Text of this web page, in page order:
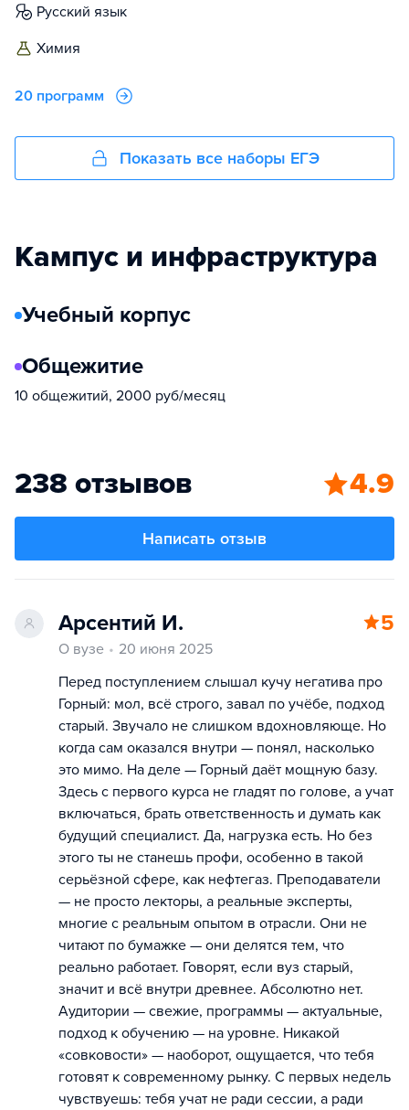
русский язык
химия
20 программ
Показать все наборы ЕГЭ
Кампус и инфраструктура
Учебный корпус
Общежитие
10 общежитий, 2000 руб/месяц
238 отзывов 4.9
Написать отзыв
Арсентий И. 5
О вузе
20 июня 2025
Перед поступлением слышал кучу негатива про
Горный: мол, всё строго, завал по учёбе, подход
старый. Звучало не слишком вдохновляюще. Но
когда сам оказался внутри — понял, насколько
это мимо. На деле — Горный даёт мощную базу.
Здесь с первого курса не гладят по голове, а учат
включаться, брать ответственность и думать как
будущий специалист. Да, нагрузка есть. Но без
этого ты не станешь профи, особенно в такой
серьёзной сфере, как нефтегаз. Преподаватели
— не просто лекторы, а реальные эксперты,
многие с реальным опытом в отрасли. Они не
читают по бумажке — они делятся тем, что
реально работает. Говорят, если вуз старый,
значит и всё внутри древнее. Абсолютно нет.
Аудитории — свежие, программы — актуальные,
подход к обучению — на уровне. Никакой
«совковости» — наоборот, ощущается, что тебя
готовят к современному рынку. С первых недель
чувствуешь: тебя учат не ради сессии, а ради